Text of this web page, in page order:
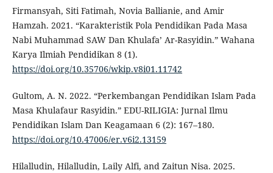
Firmansyah, Siti Fatimah, Novia Ballianie, and Amir
Hamzah. 2021. “Karakteristik Pola Pendidikan Pada Masa
Nabi Muhammad SAW Dan Khulafa’ Ar-Rasyidin.” Wahana
Karya Ilmiah Pendidikan 8 (1).
https://doi.org/10.35706/wkip.v8i01.11742
Gultom, A. N. 2022. “Perkembangan Pendidikan Islam Pada
Masa Khulafaur Rasyidin.” EDU-RILIGIA: Jurnal Ilmu
Pendidikan Islam Dan Keagamaan 6 (2): 167–180.
https://doi.org/10.47006/er.v6i2.13159
Hilalludin, Hilalludin, Laily Alfi, and Zaitun Nisa. 2025.